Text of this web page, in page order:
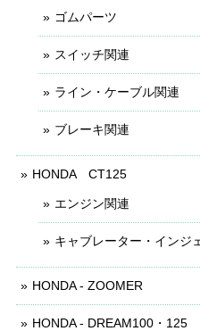
ゴムパーツ
スイッチ関連
ライン・ケーブル関連
ブレーキ関連
HONDA CT125
エンジン関連
キャブレーター・インジ
HONDA - ZOOMER
HONDA - DREAM100・125